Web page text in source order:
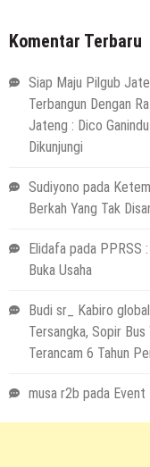
Komentar Terbaru
Siap Maju Pilgub
Terbangun Dengan
Jateng : Dico
Dikunjungi
Sudiyono pada
Berkah Yang Tak
Elidafa pada PPRSS
Buka Usaha
Budi sr_ Kabiro
Tersangka, Sopir
Terancam 6 Tahun
musa r2b pada Event